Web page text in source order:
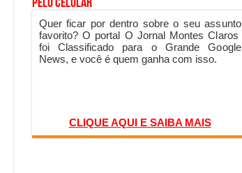
pelo Celular
Quer ficar por dentro sobre o seu assunto
favorito? O portal O Jornal Montes Claros
foi Classificado para o Grande Google
News, e você é quem ganha com isso.
CLIQUE AQUI E SAIBA MAIS